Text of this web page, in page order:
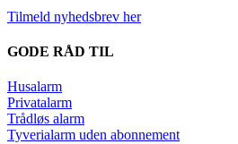
Tilmeld nyhedsbrev her
GODE RÅD TIL
Husalarm
Privatalarm
Trådløs alarm
Tyverialarm uden abonnement